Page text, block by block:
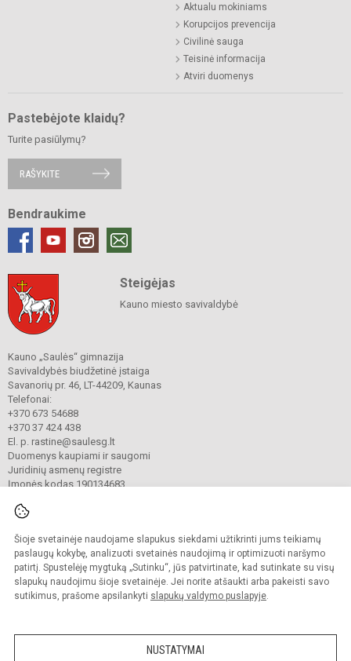
Šioje svetainėje naudojame slapukus siekdami užtikrinti jums teikiamų
paslaugų kokybę, analizuoti svetainės naudojimą ir optimizuoti naršymo
patirtį. Spustelėję mygtuką „Sutinku“, jūs patvirtinate, kad sutinkate su visų
slapukų naudojimu šioje svetainėje. Jei norite atšaukti arba pakeisti savo
sutikimus, prašome apsilankyti slapukų valdymo puslapyje.
NUSTATYMAI
Aktualu mokiniams
Korupcijos prevencija
Civilinė sauga
Teisinė informacija
Atviri duomenys
Pastebėjote klaidų?
Turite pasiūlymų?
RAŠYKITE
Bendraukime
Steigėjas
Kauno miesto savivaldybė
Kauno „Saulės“ gimnazija
Savivaldybės biudžetinė įstaiga
Savanorių pr. 46, LT-44209, Kaunas
Telefonai:
+370 673 54688
+370 37 424 438
El. p. rastine@saulesg.lt
Duomenys kaupiami ir saugomi
Juridinių asmenų registre
Įmonės kodas 190134683
© 2023 Kauno „Saulės“ gimnazija. Visos teisės saugomos.
Kopijuoti turinį be raštiško gimnazijos sutikimo griežtai draudžiama.
Prieinamumo paraiška Slapukų valdymas
Sumanus būdas atnaujinti